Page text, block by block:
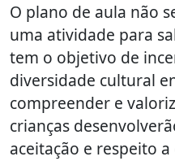
O plano de aula não
uma atividade para
tem o objetivo de
diversidade cultural
compreender e
crianças
aceitação e respeito